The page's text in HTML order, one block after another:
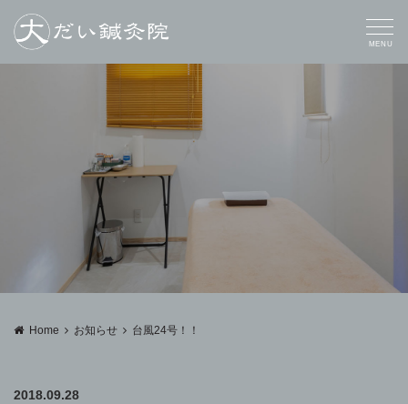
MENU
Home お知らせ 台風24号！！
2018.09.28